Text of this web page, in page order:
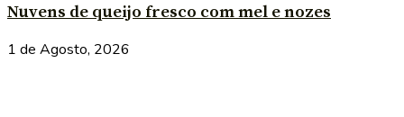
Nuvens de queijo fresco com mel e nozes
1 de Agosto, 2026